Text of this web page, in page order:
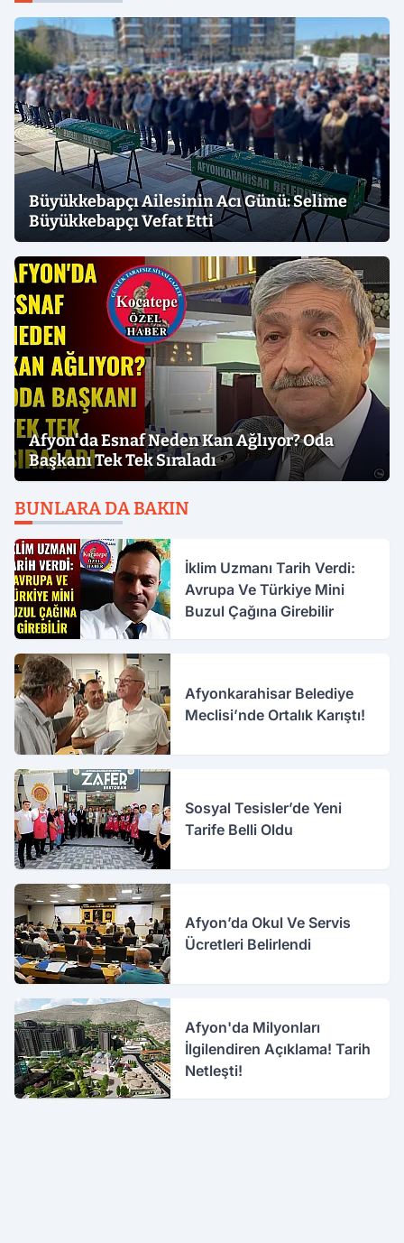
Büyükkebapçı Ailesinin Acı Günü: Selime
Büyükkebapçı Vefat Etti
Afyon'da Esnaf Neden Kan Ağlıyor? Oda
Başkanı Tek Tek Sıraladı
BUNLARA DA BAKIN
İklim Uzmanı Tarih Verdi:
Avrupa Ve Türkiye Mini
Buzul Çağına Girebilir
Afyonkarahisar Belediye
Meclisi’nde Ortalık Karıştı!
Sosyal Tesisler’de Yeni
Tarife Belli Oldu
Afyon’da Okul Ve Servis
Ücretleri Belirlendi
Afyon'da Milyonları
İlgilendiren Açıklama! Tarih
Netleşti!